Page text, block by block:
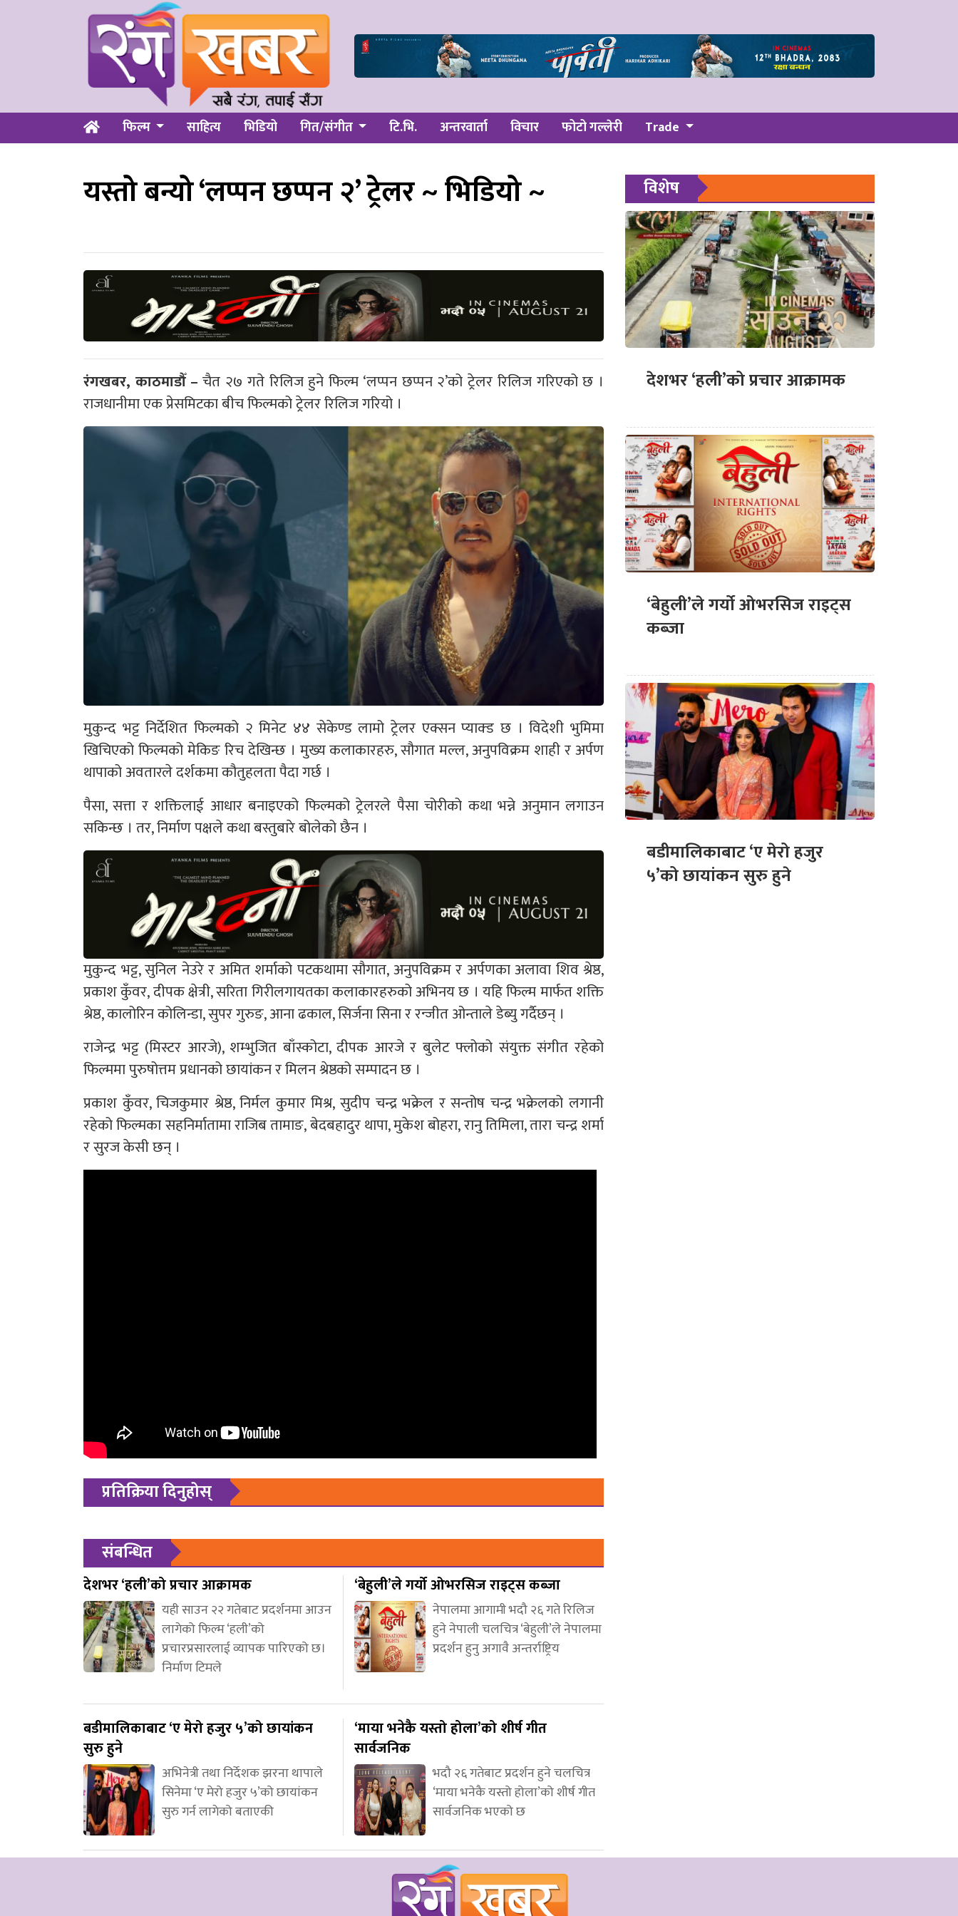
फिल्म साहित्य भिडियो गित/संगीत टि.भि. अन्तरवार्ता विचार फोटो गल्लेरी Trade
यस्तो बन्यो ‘लप्पन छप्पन २’ ट्रेलर ~ भिडियो ~
रंगखबर, काठमाडौँ – चैत २७ गते रिलिज हुने फिल्म ‘लप्पन छप्पन २’को ट्रेलर रिलिज गरिएको छ ।
राजधानीमा एक प्रेसमिटका बीच फिल्मको ट्रेलर रिलिज गरियो ।
मुकुन्द भट्ट निर्देशित फिल्मको २ मिनेट ४४ सेकेण्ड लामो ट्रेलर एक्सन प्याक्ड छ । विदेशी भुमिमा
खिचिएको फिल्मको मेकिङ रिच देखिन्छ । मुख्य कलाकारहरु, सौगात मल्ल, अनुपविक्रम शाही र अर्पण
थापाको अवतारले दर्शकमा कौतुहलता पैदा गर्छ ।
पैसा, सत्ता र शक्तिलाई आधार बनाइएको फिल्मको ट्रेलरले पैसा चोरीको कथा भन्ने अनुमान लगाउन
सकिन्छ । तर, निर्माण पक्षले कथा बस्तुबारे बोलेको छैन ।
मुकुन्द भट्ट, सुनिल नेउरे र अमित शर्माको पटकथामा सौगात, अनुपविक्रम र अर्पणका अलावा शिव श्रेष्ठ,
प्रकाश कुँवर, दीपक क्षेत्री, सरिता गिरीलगायतका कलाकारहरुको अभिनय छ । यहि फिल्म मार्फत शक्ति
श्रेष्ठ, कालोरिन कोलिन्डा, सुपर गुरुङ, आना ढकाल, सिर्जना सिना र रन्जीत ओन्ताले डेब्यु गर्दैछन् ।
राजेन्द्र भट्ट (मिस्टर आरजे), शम्भुजित बाँस्कोटा, दीपक आरजे र बुलेट फ्लोको संयुक्त संगीत रहेको
फिल्ममा पुरुषोत्तम प्रधानको छायांकन र मिलन श्रेष्ठको सम्पादन छ ।
प्रकाश कुँवर, चिजकुमार श्रेष्ठ, निर्मल कुमार मिश्र, सुदीप चन्द्र भक्रेल र सन्तोष चन्द्र भक्रेलको लगानी
रहेको फिल्मका सहनिर्मातामा राजिब तामाङ, बेदबहादुर थापा, मुकेश बोहरा, रानु तिमिला, तारा चन्द्र शर्मा
र सुरज केसी छन् ।
प्रतिक्रिया दिनुहोस्
संबन्धित
देशभर ‘हली’को प्रचार आक्रामक
यही साउन २२ गतेबाट प्रदर्शनमा आउन
लागेको फिल्म ‘हली’को
प्रचारप्रसारलाई व्यापक पारिएको छ।
निर्माण टिमले
‘बेहुली’ले गर्यो ओभरसिज राइट्स कब्जा
नेपालमा आगामी भदौ २६ गते रिलिज
हुने नेपाली चलचित्र ‘बेहुली’ले नेपालमा
प्रदर्शन हुनु अगावै अन्तर्राष्ट्रिय
बडीमालिकाबाट ‘ए मेरो हजुर ५’को छायांकन
सुरु हुने
अभिनेत्री तथा निर्देशक झरना थापाले
सिनेमा ‘ए मेरो हजुर ५’को छायांकन
सुरु गर्न लागेको बताएकी
‘माया भनेकै यस्तो होला’को शीर्ष गीत
सार्वजनिक
भदौ २६ गतेबाट प्रदर्शन हुने चलचित्र
‘माया भनेकै यस्तो होला’को शीर्ष गीत
सार्वजनिक भएको छ
विशेष
देशभर ‘हली’को प्रचार आक्रामक
‘बेहुली’ले गर्यो ओभरसिज राइट्स
कब्जा
बडीमालिकाबाट ‘ए मेरो हजुर
५’को छायांकन सुरु हुने